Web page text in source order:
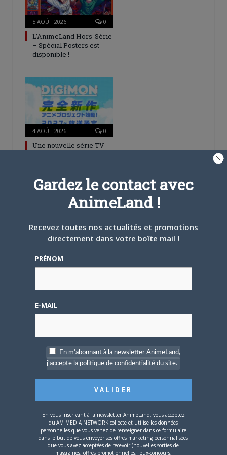
5 AOÛT 2026 0
L’AnimeLand Hors-Série
– Spécial Posters est
disponible !
4 AOÛT 2026 0
Une nouvelle série TV
4 JUILLET 2026 0
[Entretien] Mokochan : «
Lors des prémices du
mieux le manga
commentaire.
Nom d'utilisateur ou adresse e-mail
Gardez le contact avec
AnimeLand !
Recevez toutes nos actualités et promotions
directement dans votre boîte mail !
PRÉNOM
E-MAIL
En m'abonnant à la newsletter AnimeLand,
j'accepte la politique de confidentialité du site.
En vous inscrivant à la newsletter AnimeLand, vous acceptez
qu'AM MEDIA NETWORK collecte et utilise les données
personnelles que vous venez de renseigner dans ce formulaire
dans le but de vous envoyer ses offres marketing personnalisées
que vous avez acceptées de recevoir (nouvelles sorties de
magazines, offres promotionnelles, jeux-concours,